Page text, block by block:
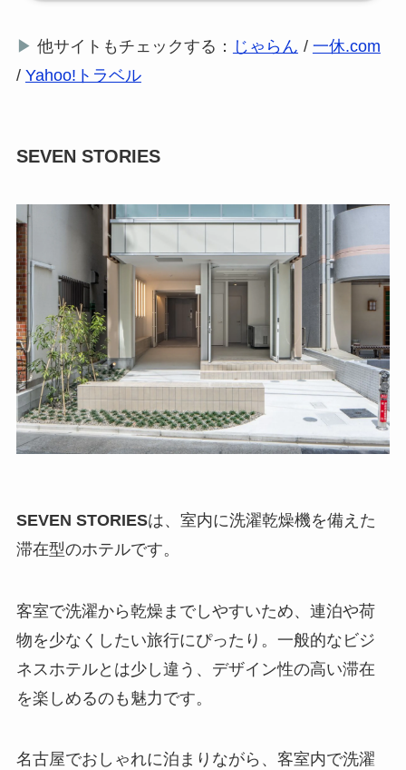
▶ 他サイトもチェックする： じゃらん / 一休.com
/ Yahoo!トラベル
SEVEN STORIES
SEVEN STORIESは、室内に洗濯乾燥機を備えた
滞在型のホテルです。
客室で洗濯から乾燥までしやすいため、連泊や荷
物を少なくしたい旅行にぴったり。一般的なビジ
ネスホテルとは少し違う、デザイン性の高い滞在
を楽しめるのも魅力です。
名古屋でおしゃれに泊まりながら、客室内で洗濯